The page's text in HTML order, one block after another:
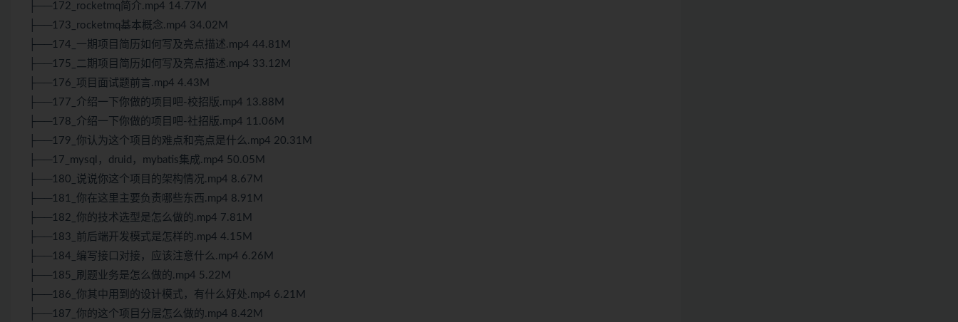
├──172_rocketmq简介.mp4 14.77M
├──173_rocketmq基本概念.mp4 34.02M
├──174_一期项目简历如何写及亮点描述.mp4 44.81M
├──175_二期项目简历如何写及亮点描述.mp4 33.12M
├──176_项目面试题前言.mp4 4.43M
├──177_介绍一下你做的项目吧-校招版.mp4 13.88M
├──178_介绍一下你做的项目吧-社招版.mp4 11.06M
├──179_你认为这个项目的难点和亮点是什么.mp4 20.31M
├──17_mysql，druid，mybatis集成.mp4 50.05M
├──180_说说你这个项目的架构情况.mp4 8.67M
├──181_你在这里主要负责哪些东西.mp4 8.91M
├──182_你的技术选型是怎么做的.mp4 7.81M
├──183_前后端开发模式是怎样的.mp4 4.15M
├──184_编写接口对接，应该注意什么.mp4 6.26M
├──185_刷题业务是怎么做的.mp4 5.22M
├──186_你其中用到的设计模式，有什么好处.mp4 6.21M
├──187_你的这个项目分层怎么做的.mp4 8.42M